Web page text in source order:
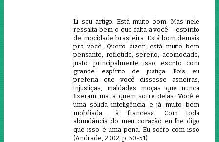
Li seu artigo. Está muito bom. Mas nele
ressalta bem o que falta a você – espírito
de mocidade brasileira. Está bom demais
pra você. Quero dizer: está muito bem
pensante, refletido, sereno, acomodado,
justo, principalmente isso, escrito com
grande espírito de justiça. Pois eu
preferia que você dissesse asneiras,
injustiças, maldades moças que nunca
fizeram mal a quem sofre delas. Você é
uma sólida inteligência e já muito bem
mobiliada… à francesa. Com toda
abundância do meu coração eu lhe digo
que isso é uma pena. Eu sofro com isso
(Andrade, 2002, p. 50-51).